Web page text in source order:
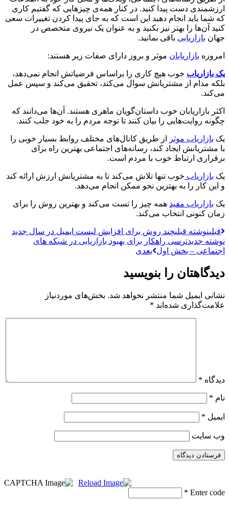
ارزشمندی دست پیدا کنید. در کنار همه‌ی چیزهایی که گفتیم کاری
که شما باید انجام دهید این است که به جای پیدا کردن تغییرات سعی
کنید آن‌ها را بهتر نیز بکنید و به عنوان یک نیروی متخصص در
جهان بازاریابی باقی بمانید.
امروزه بازاریابان موثر و بروز دارای صفات زیر هستند:
یک بازاریاب خوب هیچ کاری را براساس فرضیاتش انجام نمی‌دهد،
بلکه مدام از مشتریانش سوال می‌کند، تحقیق می‌کند و سپس عمل
می‌کند.
اکثر بازاریابان خوب داستان‌گویان ماهری هستند. آن‌ها می‌دانند که
چگونه روایت‌هایی را بیان کنند تا توجه مردم را به خود جلب کنند.
یک بازاریاب موثر
از طریق کانال‌های مختلف روابط بسیار خوبی را
با مشتریانش ایجاد کند، رسانه‌های اجتماعی بهترین راه برای
برقراری ارتباط خوب با مردم است.
یک بازاریاب خوب تنها تلاش می‌کند تا به مشتریانش ارزش ارائه کند
و این کار را به بهترین نحو ممکن انجام می‌دهد.
یک بازاریاب مفید همه چیز را تست می‌کند و بهترین روش را برای
زمان کنونی انتخاب می‌کند.
قبلینوشته قبلیچند روش برای افزایش لیست ایمیل در سال جدید
نوشته جدیدتر سی راهکار برای بهبود بازاریابی در شبکه های
اجتماعی – بخش اول بعدی
دیدگاهتان را بنویسید
نشانی ایمیل شما منتشر نخواهد شد. بخش‌های موردنیاز
علامت‌گذاری شده‌اند *
دیدگاه *
نام *
ایمیل *
وب‌ سایت
Enter code
*